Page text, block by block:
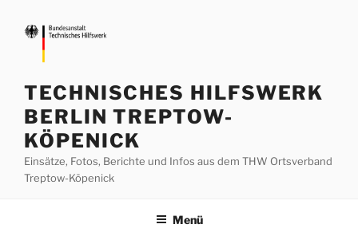
Inhalt
springen
TECHNISCHES HILFSWERK
BERLIN TREPTOW-
KÖPENICK
Einsätze, Fotos, Berichte und Infos aus dem THW Ortsverband
Treptow-Köpenick
Menü